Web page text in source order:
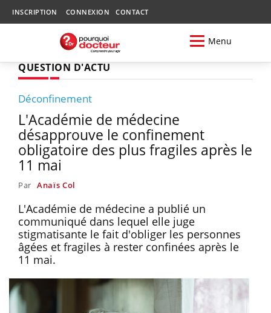
INSCRIPTION CONNEXION CONTACT
Menu
QUESTION D'ACTU
Déconfinement
L'Académie de médecine
désapprouve le confinement
obligatoire des plus fragiles après le
11 mai
Par Anaïs Col
L'Académie de médecine a publié un
communiqué dans lequel elle juge
stigmatisante le fait d'obliger les personnes
âgées et fragiles à rester confinées après le
11 mai.